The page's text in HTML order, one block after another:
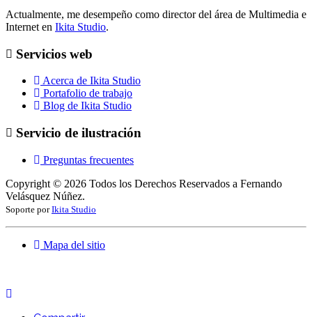
Actualmente, me desempeño como director del área de Multimedia e
Internet en Ikita Studio.
Servicios web
Acerca de Ikita Studio
Portafolio de trabajo
Blog de Ikita Studio
Servicio de ilustración
Preguntas frecuentes
Copyright © 2026 Todos los Derechos Reservados a Fernando
Velásquez Núñez.
Soporte porIkita Studio
Mapa del sitio